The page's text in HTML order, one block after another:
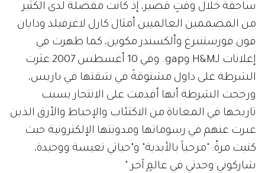
ساحقة خلال وقتٍ قصير، إذ كانت مفضلةً لدى الكثير
من المصممين العالميين أمثال كارل لاغرفيلد ودايان
فون فورستنبرغ وألكسندر مكوين، كما ظهرت في
إعلانات لـH&M وgap. وفي 10 أغسطس 2007 عثرت
الشرطة على داول مشنوقةً في شقتها في باريس،
ورجحت الشرطة أنها أقدمت على الانتحار بسبب
تاريخها في المعاناة من الاكتئاب والإحباط والأرق الذين
عبرت عنهم في رسوماتها ومدونتها الإلكترونية حيث
كتبت مرةّ: "مرحباً بالأبدية" و"حياتي تعيسة ووحيدة،
شاركوني وحدتي في عالمٍ آخر."